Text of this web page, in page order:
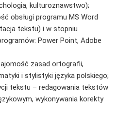
kulturoznawstwo);
obsługi programu MS Word
tekstu) i w stopniu
Power Point, Adobe
zasad ortografii,
i stylistyki języka polskiego;
tekstu – redagowania tekstów
wykonywania korekty